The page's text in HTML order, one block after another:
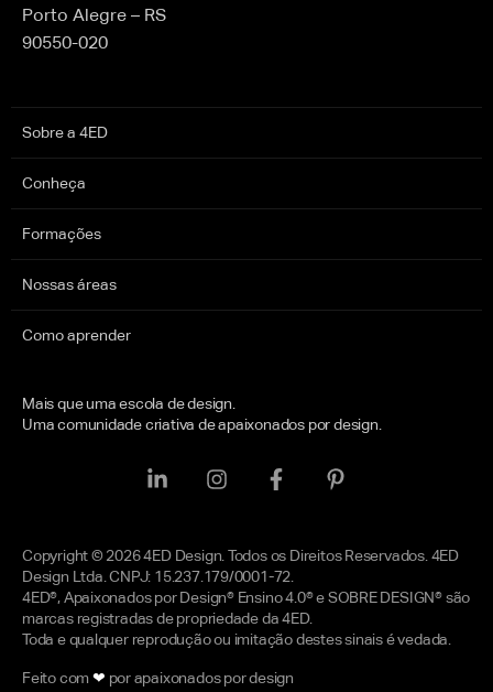
Porto Alegre – RS
90550-020
Sobre a 4ED
Conheça
Formações
Nossas áreas
Como aprender
Mais que uma escola de design.
Uma comunidade criativa de apaixonados por design.
Copyright © 2026 4ED Design. Todos os Direitos Reservados. 4ED
Design Ltda. CNPJ: 15.237.179/0001-72.
4ED®, Apaixonados por Design® Ensino 4.0® e SOBRE DESIGN® são
marcas registradas de propriedade da 4ED.
Toda e qualquer reprodução ou imitação destes sinais é vedada.
Feito com❤ por apaixonados por design